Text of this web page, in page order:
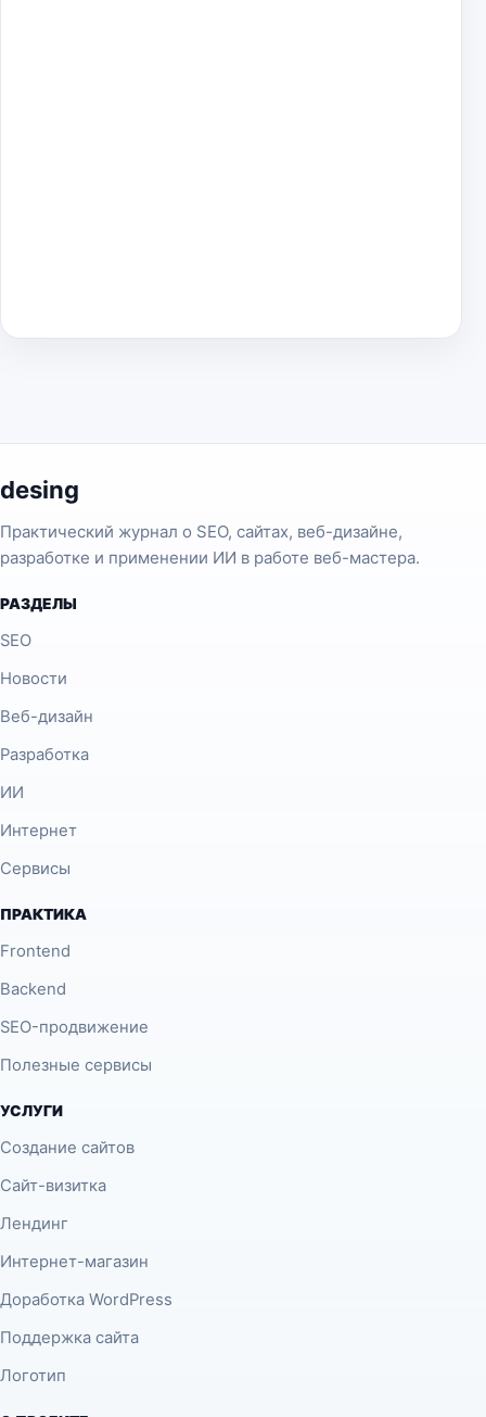
desing
Практический журнал о SEO, сайтах, веб-дизайне,
разработке и применении ИИ в работе веб-мастера.
РАЗДЕЛЫ
SEO
Новости
Веб-дизайн
Разработка
ИИ
Интернет
Сервисы
ПРАКТИКА
Frontend
Backend
SEO-продвижение
Полезные сервисы
УСЛУГИ
Создание сайтов
Сайт-визитка
Лендинг
Интернет-магазин
Доработка WordPress
Поддержка сайта
Логотип